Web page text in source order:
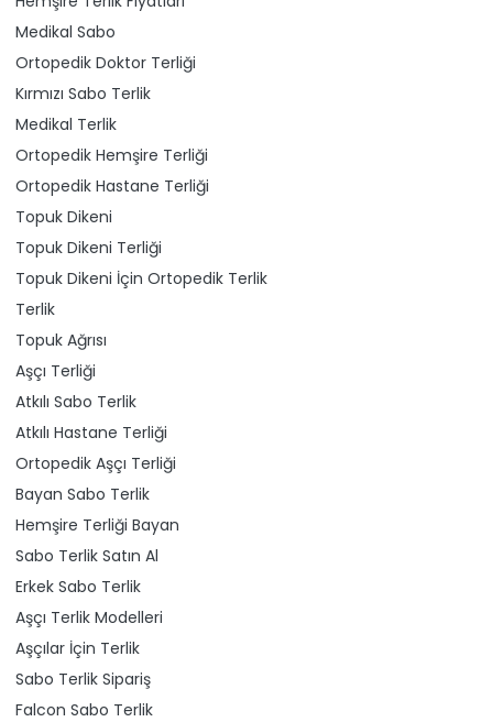
Medikal Sabo
Ortopedik Doktor Terliği
Kırmızı Sabo Terlik
Medikal Terlik
Ortopedik Hemşire Terliği
Ortopedik Hastane Terliği
Topuk Dikeni
Topuk Dikeni Terliği
Topuk Dikeni İçin Ortopedik Terlik
Terlik
Topuk Ağrısı
Aşçı Terliği
Atkılı Sabo Terlik
Atkılı Hastane Terliği
Ortopedik Aşçı Terliği
Bayan Sabo Terlik
Hemşire Terliği Bayan
Sabo Terlik Satın Al
Erkek Sabo Terlik
Aşçı Terlik Modelleri
Aşçılar İçin Terlik
Sabo Terlik Sipariş
Falcon Sabo Terlik